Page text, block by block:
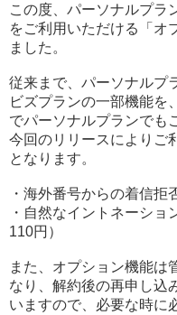
この度、パーソナルプラ
をご利用いただける「オ
ました。
従来まで、パーソナルプ
ビズプランの一部機能を
でパーソナルプランでも
今回のリリースによりご
となります。
・海外番号からの着信拒
・自然なイントネーシ
110円）
また、オプション機能は
なり、解約後の再申し込
いますので、必要な時に